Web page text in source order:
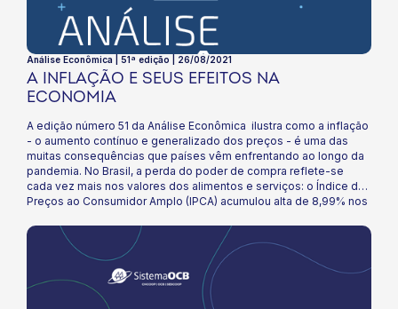
Análise Econômica | 51ª edição | 26/08/2021
A INFLAÇÃO E SEUS EFEITOS NA
ECONOMIA
A edição número 51 da Análise Econômica ilustra como a inflação
- o aumento contínuo e generalizado dos preços - é uma das
muitas consequências que países vêm enfrentando ao longo da
pandemia. No Brasil, a perda do poder de compra reflete-se
cada vez mais nos valores dos alimentos e serviços: o Índice de
Preços ao Consumidor Amplo (IPCA) acumulou alta de 8,99% nos
projetam uma inflação de 7% para o final deste ano. E o
cooperativismo precisará estar atento aos reajustes para que
decisões eficazes sejam tomadas. Confira nessa edição quais
são as principais expectativas para o aumento dos preços em
2021 e como isso irá repercutir no dia a dia de nossas